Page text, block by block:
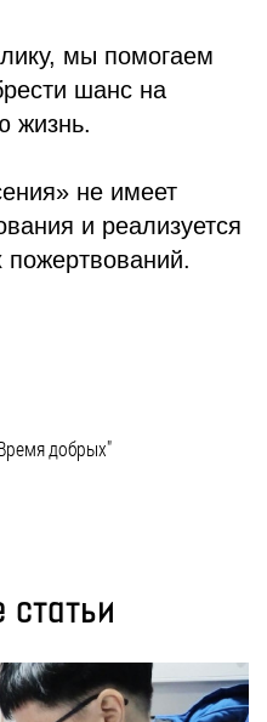
мы помогаем
шанс на
жизнь.
не имеет
и реализуется
пожертвований.
добрых"